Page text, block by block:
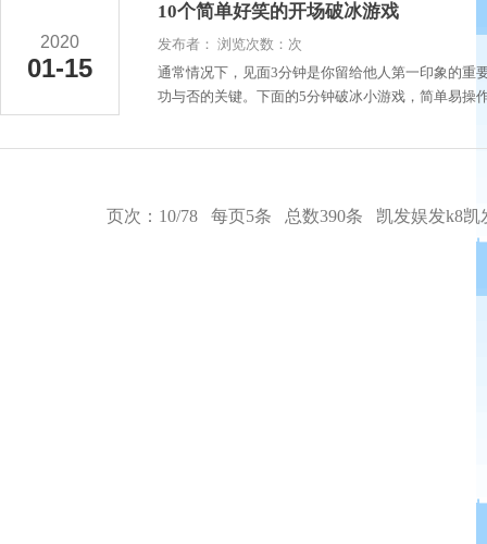
2020
01-15
10个简单好笑的开场破冰游戏
发布者： 浏览次数：次
通常情况下，见面3分钟是你留给他人第一印象的重
功与否的关键。下面的5分钟破冰小游戏，简单易操
页次：10/78 每页5条 总数390条 凯发娱发k8凯